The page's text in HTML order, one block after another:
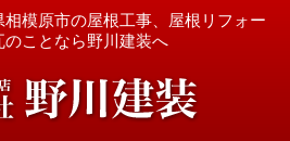
模原市の屋根工事、屋根リフォー
のことなら野川建装へ